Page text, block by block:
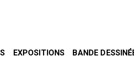
EXPOSITIONS BANDE